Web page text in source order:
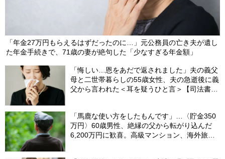
「年金27万円もらえるはずだったのに…」元公務員の亡き夫が遺し
た年金手続きで、71歳の妻が絶句した「少なすぎる年金額」
「悔しい…恩をあだで返されました」夫の義父
母と二世帯暮らしの55歳女性、夫の急逝後に義
父から言われた＜耳を疑うひと言＞【司法書士
「馬鹿な使い方をしたもんです」…〈貯金350
万円〉60歳男性、絶縁の父から転がり込んだ
6,200万円に歓喜。高級マンション、海外旅